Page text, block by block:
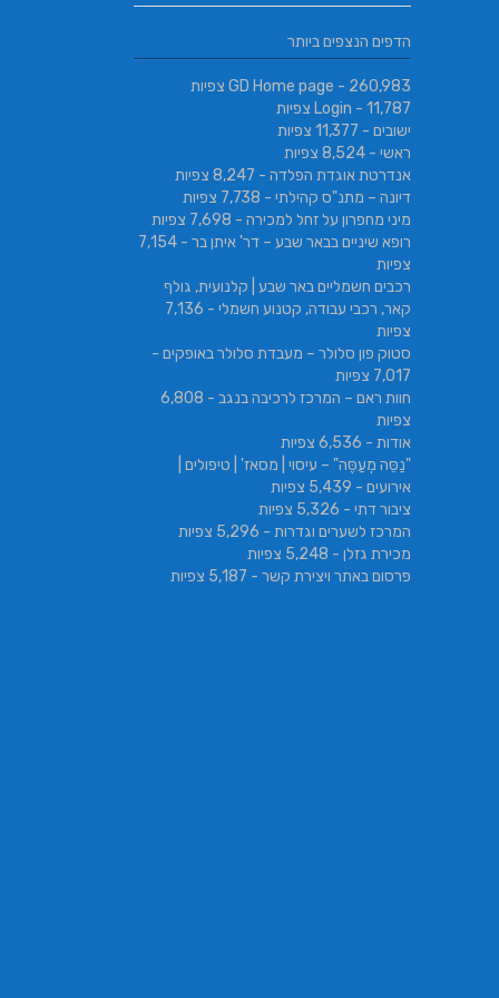
הדפים הנצפים ביותר
GD Home page - 260,983 צפיות
Login - 11,787 צפיות
ישובים - 11,377 צפיות
ראשי - 8,524 צפיות
אנדרטת אוגדת הפלדה - 8,247 צפיות
דיונה – מתנ"ס קהילתי - 7,738 צפיות
מיני מחפרון על זחל למכירה - 7,698 צפיות
רופא שיניים בבאר שבע – דר' איתן בר
- 7,154
צפיות
רכבים חשמליים באר שבע | קלנועית, גולף
קאר, רכבי עבודה, קטנוע חשמלי
- 7,136
צפיות
סטוק פון סלולר – מעבדת סלולר באופקים -
7,017 צפיות
חוות ראם – המרכז לרכיבה בנגב
- 6,808
צפיות
אודות - 6,536 צפיות
"נַסֵּה מְעַסֶּה" – עיסוי | מסאז' | טיפולים |
אירועים - 5,439 צפיות
ציבור דתי - 5,326 צפיות
המרכז לשערים וגדרות - 5,296 צפיות
מכירת גזלן - 5,248 צפיות
פרסום באתר ויצירת קשר - 5,187 צפיות
SABRESA Brewery מבשלת שיכר | מבשלת
בירה